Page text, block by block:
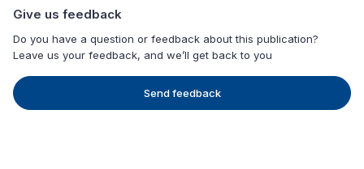
Give us feedback
Do you have a question or feedback about this publication?
Leave us your feedback, and we’ll get back to you
Send feedback